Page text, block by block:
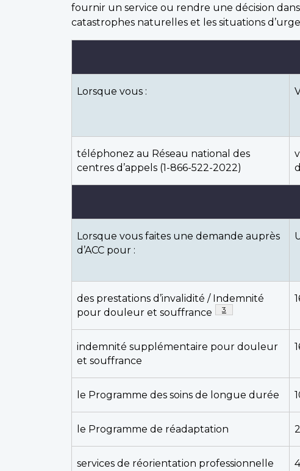
fournir un service ou rendre une décision
catastrophes naturelles et les situations
Lorsque vous :
téléphonez au Réseau national des
centres d’appels (1-866-522-2022)
Lorsque vous faites une demande auprès
d’ACC pour :
des prestations d’invalidité / Indemnité
pour douleur et souffrance
Note de bas de page
3
indemnité supplémentaire pour douleur
et souffrance
le Programme des soins de longue durée
le Programme de réadaptation
services de réorientation professionnelle